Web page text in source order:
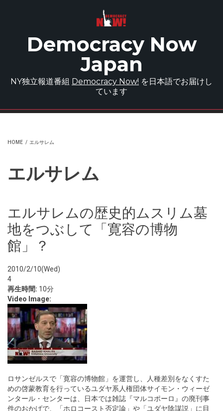
Democracy Now
Japan
NY独立報道番組 Democracy Now! を日本語でお届けし
ています
HOME / エルサレム
エルサレム
エルサレムの歴史的ムスリム墓
地をつぶして「寛容の博物
館」？
2010/2/10(Wed)
4
再生時間: 10分
Video Image:
ロサンゼルスで「寛容の博物館」を運営し、人種差別をなくすた
めの啓蒙教育を行っているユダヤ系人権団体サイモン・ウィーゼ
ンタール・センターは、日本では雑誌『マルコポーロ』の廃刊事
件のおかげで、「ホロコースト否定論」や「ユダヤ陰謀説」に目